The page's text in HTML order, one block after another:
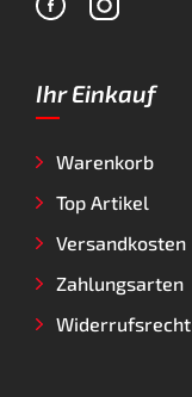
Ihr Einkauf
Warenkorb
Top Artikel
Versandkosten
Zahlungsarten
Widerrufsrecht